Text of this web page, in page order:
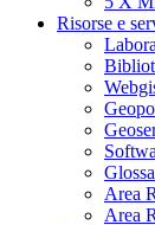
Risorse e
Area
Area